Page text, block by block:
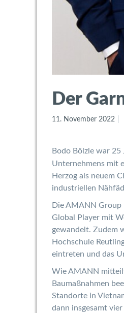
Der
11. November 2022
Bodo Bölzle war 25
Unternehmens mit
Herzog als neuem
industriellen
Die AMANN Group
Global Player mit
gewandelt. Zudem
Hochschule
eintreten und das
Wie AMANN
Baumaßnahmen
Standorte in
dann insgesamt